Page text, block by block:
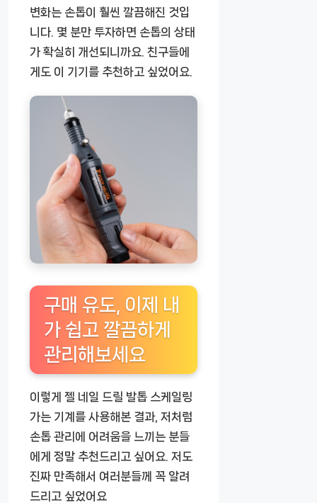
변화는 손톱이 훨씬 깔끔해진 것입
니다. 몇 분만 투자하면 손톱의 상태
가 확실히 개선되니까요. 친구들에
게도 이 기기를 추천하고 싶었어요.
구매 유도, 이제 내
가 쉽고 깔끔하게
관리해보세요
이렇게 젤 네일 드릴 발톱 스케일링
가는 기계 를 사용해본 결과, 저처럼
손톱 관리에 어려움을 느끼는 분들
에게 정말 추천드리고 싶어요. 저도
진짜 만족해서 여러분들께 꼭 알려
드리고 싶었어요